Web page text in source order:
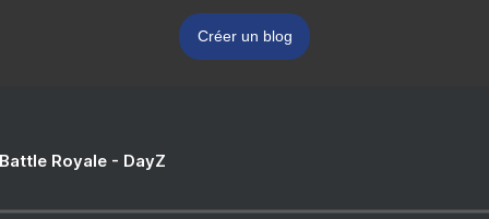
Créer un blog
Royale - DayZ